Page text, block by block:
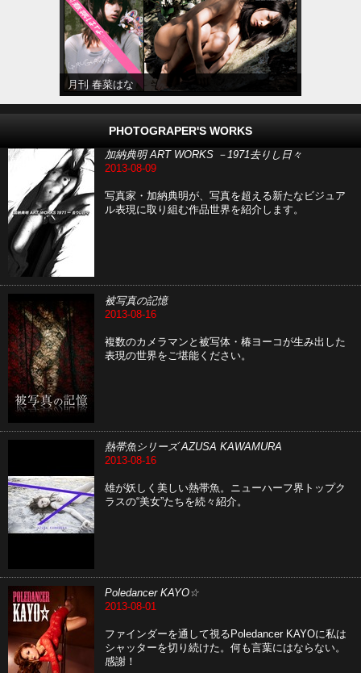
月刊 春菜はな
PHOTOGRAPER'S WORKS
加納典明 ART WORKS －1971去りし日々
2013-08-09
写真家・加納典明が、写真を超える新たなビジュア
ル表現に取り組む作品世界を紹介します。
被写真の記憶
2013-08-16
複数のカメラマンと被写体・椿ヨーコが生み出した
表現の世界をご堪能ください。
熱帯魚シリーズ AZUSA KAWAMURA
2013-08-16
雄が妖しく美しい熱帯魚。ニューハーフ界トップク
ラスの“美女”たちを続々紹介。
Poledancer KAYO☆
2013-08-01
ファインダーを通して視るPoledancer KAYOに私は
シャッターを切り続けた。何も言葉にはならない。
感謝！